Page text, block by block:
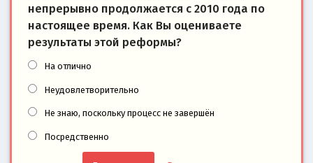
непрерывно продолжается с 2010 года по
настоящее время. Как Вы оцениваете
результаты этой реформы?
На отлично
Неудовлетворительно
Не знаю, поскольку процесс не завершён
Посредственно